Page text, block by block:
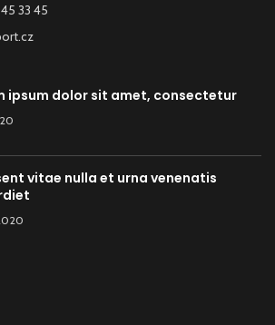
33 45
ipsum dolor sit amet, consectetur
vitae nulla et urna venenatis